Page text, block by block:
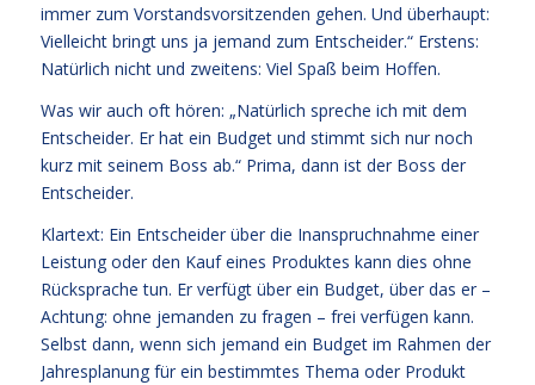
immer zum Vorstandsvorsitzenden gehen. Und überhaupt:
Vielleicht bringt uns ja jemand zum Entscheider.“ Erstens:
Natürlich nicht und zweitens: Viel Spaß beim Hoffen.
Was wir auch oft hören: „Natürlich spreche ich mit dem
Entscheider. Er hat ein Budget und stimmt sich nur noch
kurz mit seinem Boss ab.“ Prima, dann ist der Boss der
Entscheider.
Klartext: Ein Entscheider über die Inanspruchnahme einer
Leistung oder den Kauf eines Produktes kann dies ohne
Rücksprache tun. Er verfügt über ein Budget, über das er –
Achtung: ohne jemanden zu fragen – frei verfügen kann.
Selbst dann, wenn sich jemand ein Budget im Rahmen der
Jahresplanung für ein bestimmtes Thema oder Produkt